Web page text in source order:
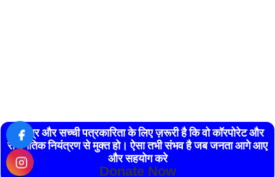
स्वतंत्र और सच्ची पत्रकारिता के लिए ज़रूरी है कि वो कॉरपोरेट और
राजनैतिक नियंत्रण से मुक्त हो। ऐसा तभी संभव है जब जनता आगे आए
और सहयोग करे
Donate Now